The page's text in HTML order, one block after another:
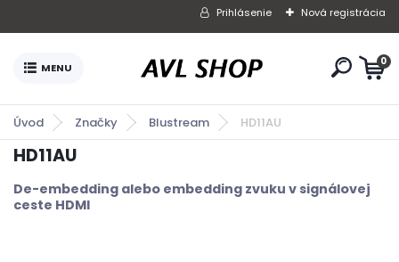
Prihlásenie Nová registrácia
0
Úvod Značky Blustream HD11AU
HD11AU
De-embedding alebo embedding zvuku v signálovej
ceste HDMI